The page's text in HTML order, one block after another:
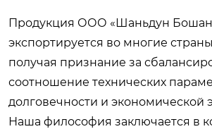
Продукция ООО «Шаньдун
экспортируется во многие
получая признание за
соотношение технических
долговечности и экономической
Наша философия заключается в